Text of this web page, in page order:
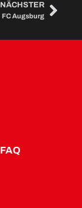
NÄCHSTER
FC Augsburg
FAQ